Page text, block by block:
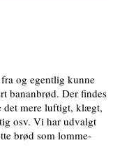
og egentlig kunne
bananbrød. Der findes
det mere luftigt, klægt,
osv. Vi har udvalgt
brød som lomme-